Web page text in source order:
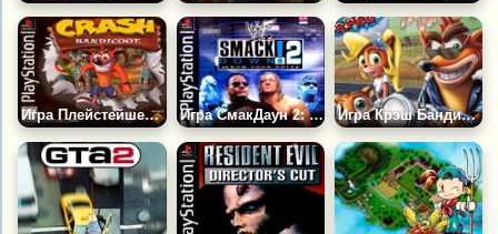
Игра Плейстейшен: Крэш Бандикут Игра СмакДаун 2: Знай Свою Роль | Плейстейшен Игра Крэш Бандикут 3